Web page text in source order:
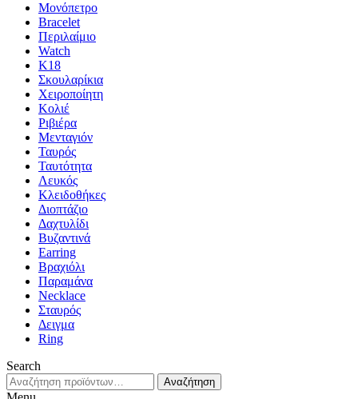
Μονόπετρο
Bracelet
Περιλαίμιο
Watch
K18
Σκουλαρίκια
Χειροποίητη
Κολιέ
Ριβιέρα
Μενταγιόν
Ταυρός
Ταυτότητα
Λευκός
Κλειδοθήκες
Διοπτάζιο
Δαχτυλίδι
Βυζαντινά
Earring
Βραχιόλι
Παραμάνα
Necklace
Σταυρός
Δειγμα
Ring
Search
Αναζήτηση
για:
Αναζήτηση